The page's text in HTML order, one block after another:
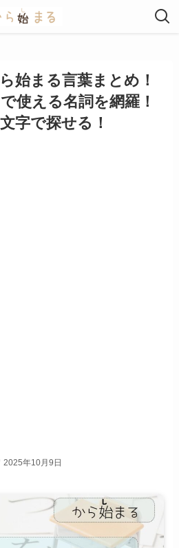
始まる言葉まとめ！
使える名詞を網羅！
字で探せる！
2025年10月9日